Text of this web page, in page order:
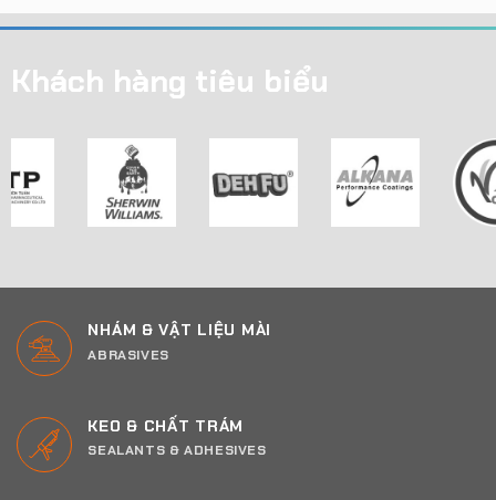
Khách hàng tiêu biểu
NHÁM & VẬT LIỆU MÀI
ABRASIVES
KEO & CHẤT TRÁM
SEALANTS & ADHESIVES